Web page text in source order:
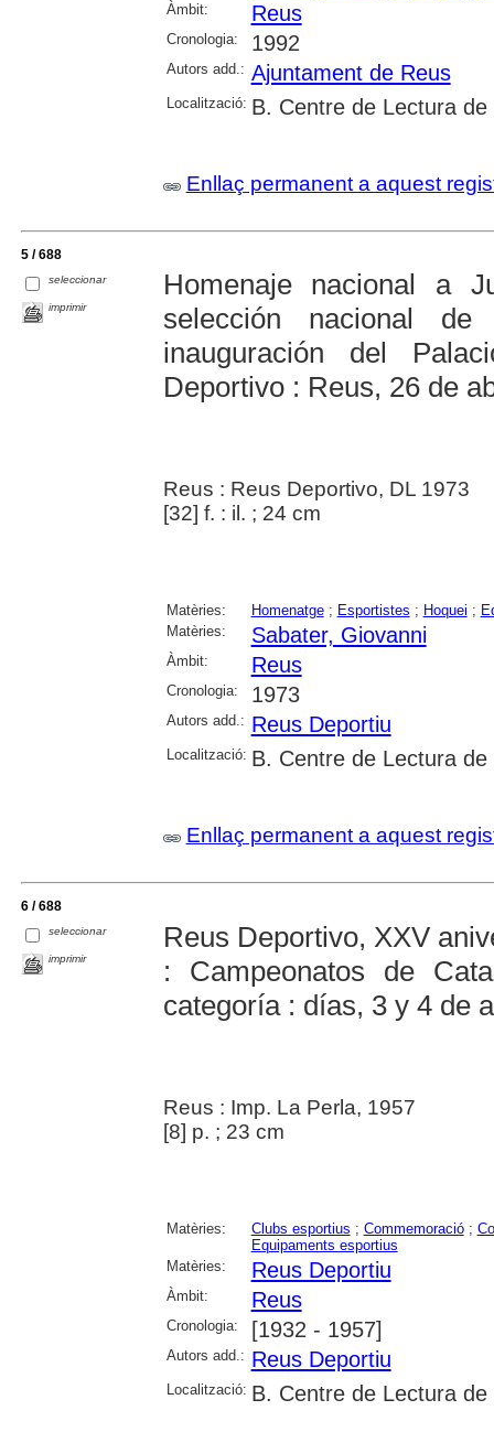
Àmbit:
Reus
Cronologia: 1992
Autors add.: Ajuntament de Reus
Localització: B. Centre de Lectura de
Enllaç permanent a aquest
5 / 688
seleccionar
imprimir
Homenaje nacional a
selección nacional
inauguración del
Deportivo : Reus, 26 de
Reus : Reus Deportivo, DL 1973
[32] f. : il. ; 24 cm
Matèries: Homenatge; Esportistes ; Hoquei ;
Matèries:
Sabater, Giovanni
Àmbit: Reus
Cronologia: 1973
Autors add.: Reus Deportiu
Localització: B. Centre de Lectura
Enllaç permanent a aquest
6 / 688
seleccionar
imprimir
Reus Deportivo, XXV
: Campeonatos de
categoría : días, 3 y 4 de
Reus : Imp. La Perla, 1957
[8] p. ; 23 cm
Matèries: Clubs esportius ; Commemoració;
Equipaments esportius
Matèries:
Reus Deportiu
Àmbit: Reus
Cronologia: [1932 - 1957]
Autors add.: Reus Deportiu
Localització: B. Centre de Lectura de